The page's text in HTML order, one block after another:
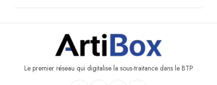
Le premier réseau qui digitalise la sous-traitance dans le BTP